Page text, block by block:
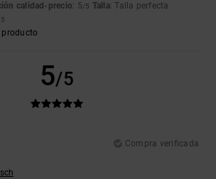
calidad-precio: 5/5 Talla: Talla perfecta
producto
5/5
Compra verificada